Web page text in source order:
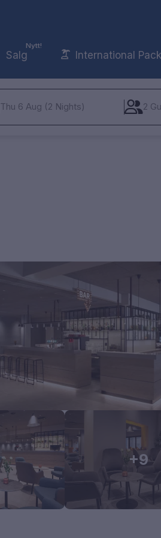
Nytt!
Salg International
Thu 6 Aug (2 Nights) 2
+9